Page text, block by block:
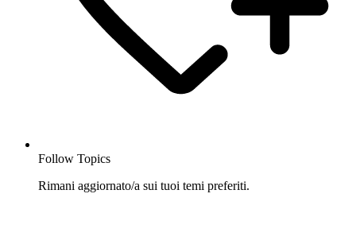
Follow Topics
Rimani aggiornato/a sui tuoi temi preferiti.